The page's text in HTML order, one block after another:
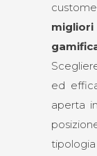
ed
aperta